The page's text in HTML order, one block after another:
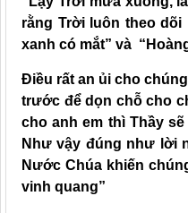
rằng Trời luôn theo
xanh có mắt” và
Điều rất an ủi cho
trước để dọn chỗ cho
cho anh em thì Thầy
Như vậy đúng như lời
Nước Chúa khiến
vinh quang”